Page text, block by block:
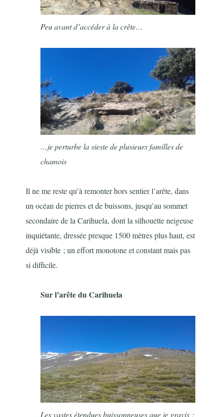
Peu avant d’accéder à la crête…
…je perturbe la sieste de plusieurs familles de
chamois
Il ne me reste qu’à remonter hors sentier l’arête, dans
un océan de pierres et de buissons, jusqu’au sommet
secondaire de la Carihuela, dont la silhouette neigeuse
inquiétante, dressée presque 1500 mètres plus haut, est
déjà visible ; un effort monotone et constant mais pas
si difficile.
Sur l’arête du Carihuela
Les vastes étendues buissonneuses que je gravis ;